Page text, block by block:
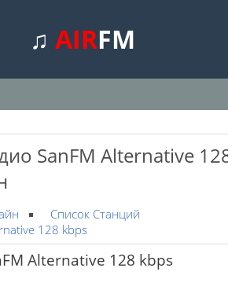
♫AIRFM
SanFM Alternative
Список Станций
128 kbps
Alternative 128 kbps